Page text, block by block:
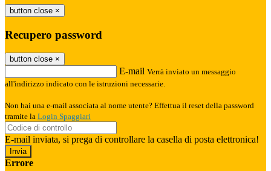
button close ×
Recupero password
button close ×
E-mail Verrà inviato un messaggio
all'indirizzo indicato con le istruzioni necessarie.
Non hai una e-mail associata al nome utente? Effettua il reset della password
tramite la Login Spaggiari
E-mail inviata, si prega di controllare la casella di posta elettronica!
Errore